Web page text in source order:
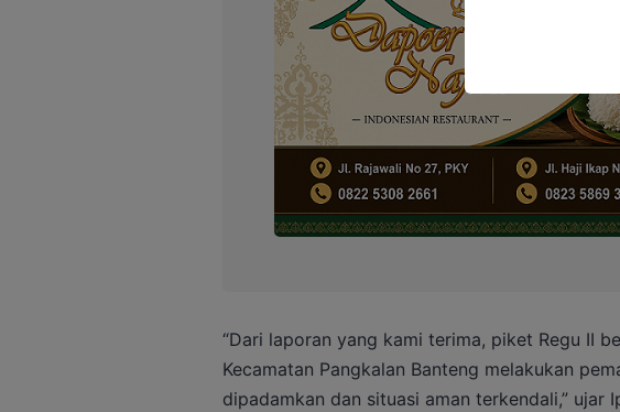
“Dari laporan yang kami terima, piket Regu II
Kecamatan Pangkalan Banteng melakukan
dipadamkan dan situasi aman terkendali,” ujar